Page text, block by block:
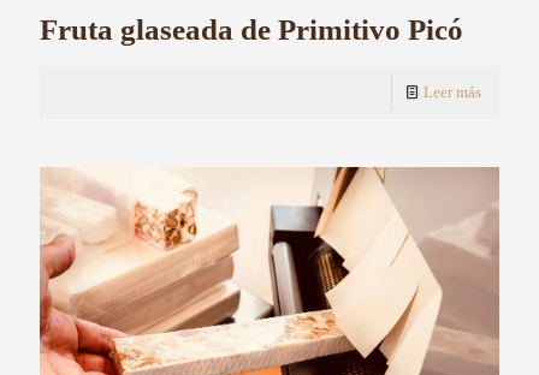
Fruta glaseada de Primitivo Picó
Leer más